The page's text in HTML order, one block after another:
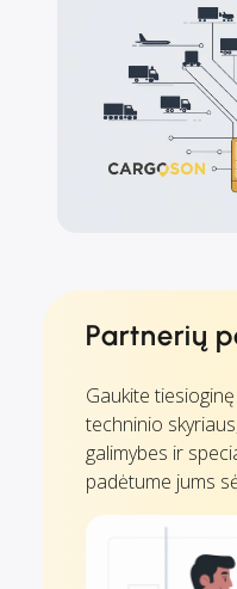
Partnerių
Gaukite
techninio
galimybes ir
padėtume jums